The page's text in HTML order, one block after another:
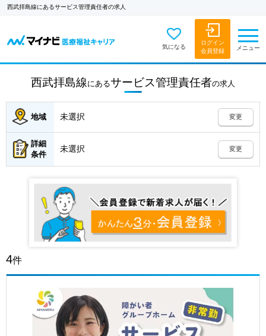
西武拝島線にあるサービス管理責任者の求人
気になる
ログイン
会員登録
メニュー
西武拝島線 にあるサービス管理責任者の求人
地域 未選択 変更
詳細
条件
未選択 変更
4件